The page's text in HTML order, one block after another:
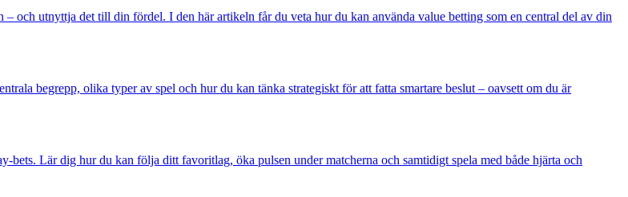
och utnyttja det till din fördel. I den här artikeln får du veta hur du kan använda value betting som en central del av din
begrepp, olika typer av spel och hur du kan tänka strategiskt för att fatta smartare beslut – oavsett om du är
bets. Lär dig hur du kan följa ditt favoritlag, öka pulsen under matcherna och samtidigt spela med både hjärta och